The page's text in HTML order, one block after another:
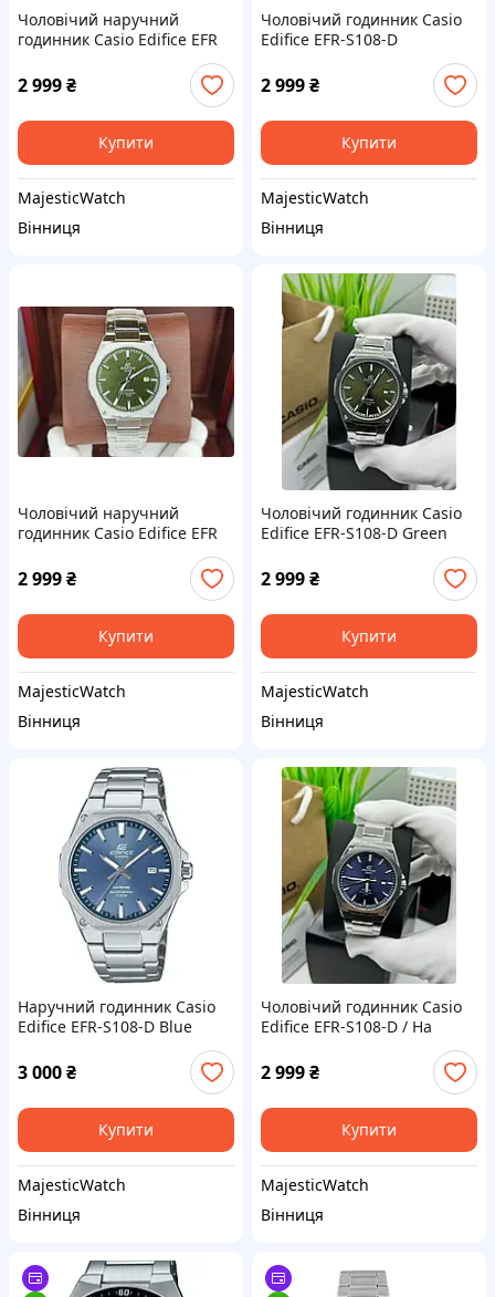
Чоловічий наручний
годинник Casio Edifice EFR
2 999₴
Купити
MajesticWatch
Вінниця
Чоловічий годинник Casio
Edifice EFR-S108-D
2 999₴
Купити
MajesticWatch
Вінниця
Чоловічий наручний
годинник Casio Edifice EFR
2 999₴
Купити
MajesticWatch
Вінниця
Чоловічий годинник Casio
Edifice EFR-S108-D Green
2 999₴
Купити
MajesticWatch
Вінниця
Наручний годинник Casio
Edifice EFR-S108-D Blue
3 000₴
Купити
MajesticWatch
Вінниця
Чоловічий годинник Casio
Edifice EFR-S108-D / На
2 999₴
Купити
MajesticWatch
Вінниця